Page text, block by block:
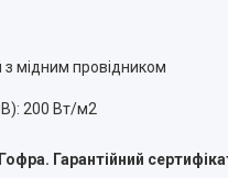
мідним провідником
200 Вт/м2
Гарантійний